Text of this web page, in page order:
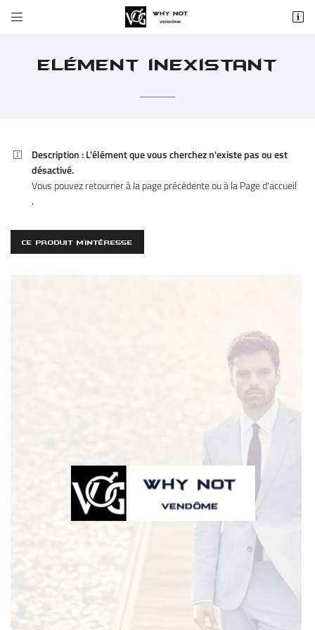

ACCUEIL

Une
02 54 72 59 84
En cochant cette case, vous consentez à recevoir nos propositions commerciales à
l'adresse email indiqué ci-dessus. Vous pouvez vous désinscrire à tout moment en
Elément inexistant
 Description :L'élément que vous cherchez n'existe pas ou est
désactivé.
Vous pouvezretourner à la page précédenteou à laPage d'accueil
.
CE PRODUIT M'INTÉRESSE